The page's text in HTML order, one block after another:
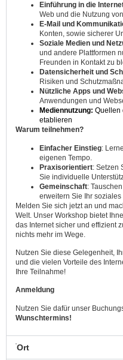
Einführung in die
Web und die Nutzung
E-Mail und
Konten, sowie sicherer
Soziale Medien und
und andere Plattformen
Freunden in Kontakt zu
Datensicherheit und
Risiken und
Nützliche Apps und
Anwendungen und
Mediennutzung: Quellen
etablieren
Warum teilnehmen?
Einfacher Einstieg:
eigenen Tempo.
Praxisorientiert: Setzen
Sie individuelle
Gemeinschaft:
erweitern Sie Ihr soziales
Melden Sie sich jetzt an und
Welt. Unser Workshop bietet
das Internet sicher und effizient
nichts mehr im Wege.
Nutzen Sie diese Gelegenheit,
und die vielen Vorteile des
Ihre Teilnahme!
Anmeldung
Nutzen Sie dafür unser
Wunschtermins!
Ort